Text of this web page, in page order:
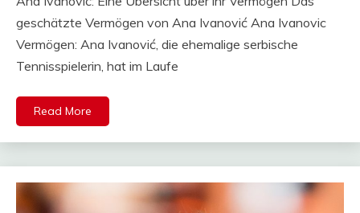
geschätzte Vermögen von Ana Ivanović Ana Ivanovic
Vermögen: Ana Ivanović, die ehemalige serbische
Tennisspielerin, hat im Laufe
Read More